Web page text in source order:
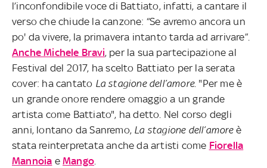
l’inconfondibile voce di Battiato, infatti, a cantare il
verso che chiude la canzone: “Se avremo ancora un
po' da vivere, la primavera intanto tarda ad arrivare”.
Anche Michele Bravi, per la sua partecipazione al
Festival del 2017, ha scelto Battiato per la serata
cover: ha cantato La stagione dell’amore. "Per me è
un grande onore rendere omaggio a un grande
artista come Battiato", ha detto. Nel corso degli
anni, lontano da Sanremo, La stagione dell’amoreè
stata reinterpretata anche da artisti come Fiorella
Mannoia eMango